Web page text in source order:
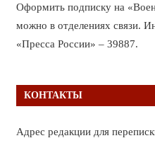
Оформить подписку на
можно в отделениях связи.
«Пресса России» – 39887.
КОНТАКТЫ
Адрес редакции для